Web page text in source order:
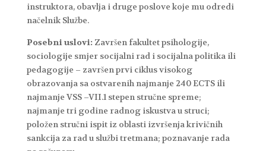
instruktora, obavlja i druge poslove koje mu odredi
načelnik Službe.
Posebni uslovi: Završen fakultet psihologije,
sociologije smjer socijalni rad i socijalna politika ili
pedagogije – završen prvi ciklus visokog
obrazovanja sa ostvarenih najmanje 240 ECTS ili
najmanje VSS –VII.1 stepen stručne spreme;
najmanje tri godine radnog iskustva u struci;
položen stručni ispit iz oblasti izvršenja krivičnih
sankcija za rad u službi tretmana; poznavanje rada